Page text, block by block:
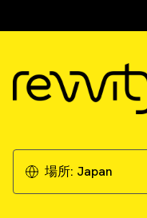
場所: Japan